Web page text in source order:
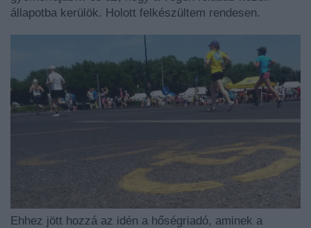
állapotba kerülök. Holott felkészültem rendesen.
Ehhez jött hozzá az idén a hőségriadó, aminek a